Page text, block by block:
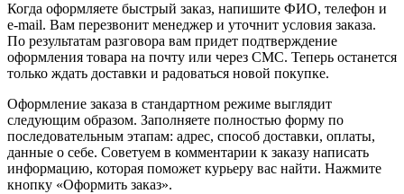
Когда оформляете быстрый заказ, напишите ФИО, телефон и
e-mail. Вам перезвонит менеджер и уточнит условия заказа.
По результатам разговора вам придет подтверждение
оформления товара на почту или через СМС. Теперь останется
только ждать доставки и радоваться новой покупке.
Оформление заказа в стандартном режиме выглядит
следующим образом. Заполняете полностью форму по
последовательным этапам: адрес, способ доставки, оплаты,
данные о себе. Советуем в комментарии к заказу написать
информацию, которая поможет курьеру вас найти. Нажмите
кнопку «Оформить заказ».